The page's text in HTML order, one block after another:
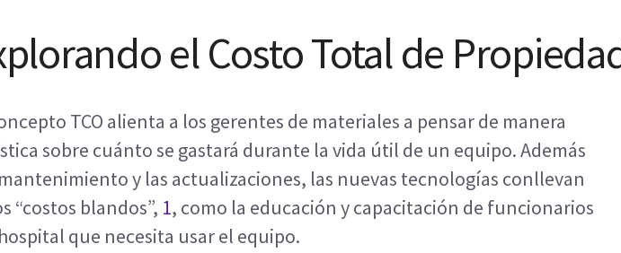
el Costo Total de
TCO alienta a los gerentes de materiales a pensar de manera
sobre cuánto se gastará durante la vida útil de un equipo. Además
y las actualizaciones, las nuevas tecnologías conllevan
“costos blandos”, 1, como la educación y capacitación de funcionarios
que necesita usar el equipo.